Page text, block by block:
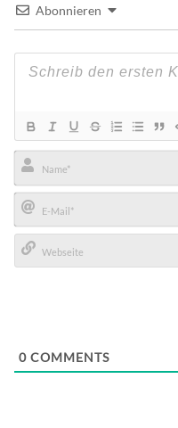
Abonnieren
Name*
E-
Mail*
0 COMMENTS